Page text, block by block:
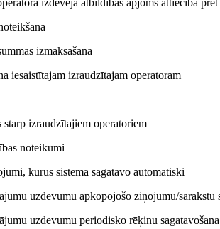
izdevēja atbildības apjoms attiecībā
izmaksāšana
iesaistītajam izraudzītajam operatoram
starp izraudzītajiem operatoriem
noteikumi
kurus sistēma sagatavo automātiski
uzdevumu apkopojošo ziņojumu/sarakstu
uzdevumu periodisko rēķinu sagatavošana